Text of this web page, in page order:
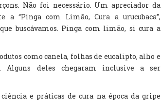
Não foi necessário. Um apreciador da
a “Pinga com Limão, Cura a urucubaca”,
buscávamos. Pinga com limão, si cura a
como canela, folhas de eucalipto, alho e
Alguns deles chegaram inclusive a ser
e práticas de cura na época da gripe